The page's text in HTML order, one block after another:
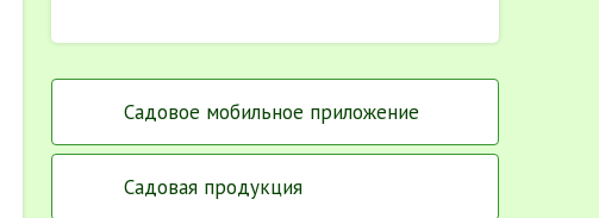
Садовое мобильное приложение
Садовая продукция